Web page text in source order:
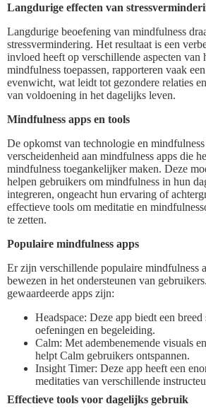
Langdurige effecten van
Langdurige beoefening van mindfulness
stressvermindering. Het resultaat is een
invloed heeft op verschillende aspecten van
mindfulness toepassen, rapporteren vaak
evenwicht, wat leidt tot gezondere relaties
van voldoening in het dagelijks leven.
Mindfulness apps en tools
De opkomst van technologie en
verscheidenheid aan mindfulness apps die
mindfulness toegankelijker maken. Deze
helpen gebruikers om mindfulness in hun
integreren, ongeacht hun ervaring of
effectieve tools om meditatie en
te zetten.
Populaire mindfulness apps
Er zijn verschillende populaire mindfulness
bewezen in het ondersteunen van
gewaardeerde apps zijn:
Headspace: Deze app biedt een
oefeningen en begeleiding.
Calm: Met adembenemende visuals
helpt Calm gebruikers ontspannen.
Insight Timer: Deze app heeft een
meditaties van verschillende
Effectieve tools voor dagelijks gebruik